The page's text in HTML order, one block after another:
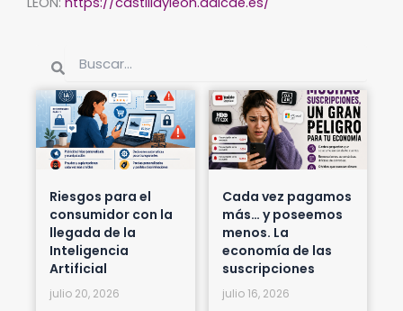
Riesgos para el
consumidor con la
llegada de la
Inteligencia
Artificial
julio 20, 2026
Cada vez pagamos
más… y poseemos
menos. La
economía de las
suscripciones
julio 16, 2026